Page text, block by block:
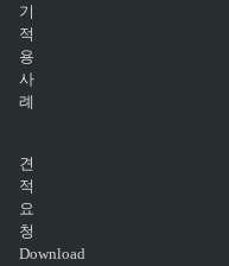
기
적
용
사
례
견
적
요
청
Download